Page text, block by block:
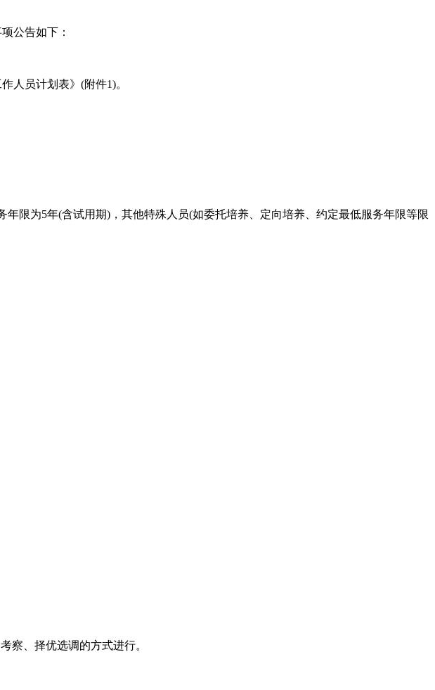
公告如下：
人员计划表》(附件1)。
限为5年(含试用期)，其他特殊人员(如委托培养、定向培养、约定最低服务年限等限
察、择优选调的方式进行。